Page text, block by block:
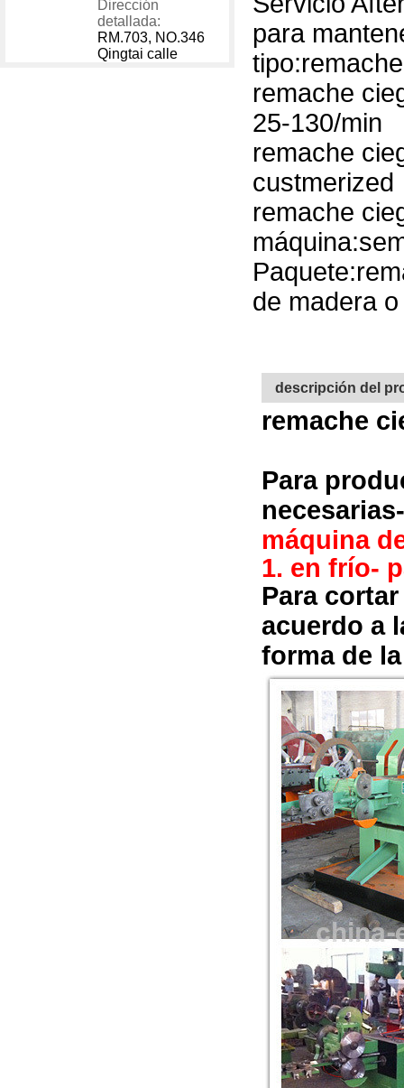
Dirección
detallada:
RM.703, NO.346
Qingtai calle
para
remache
25-130/min
remache
custmerized
remache
de madera
descripción del
remache
Para
máquina
1. en frío-
Para
acuerdo a
forma de